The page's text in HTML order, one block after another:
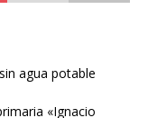
agua potable
«Ignacio